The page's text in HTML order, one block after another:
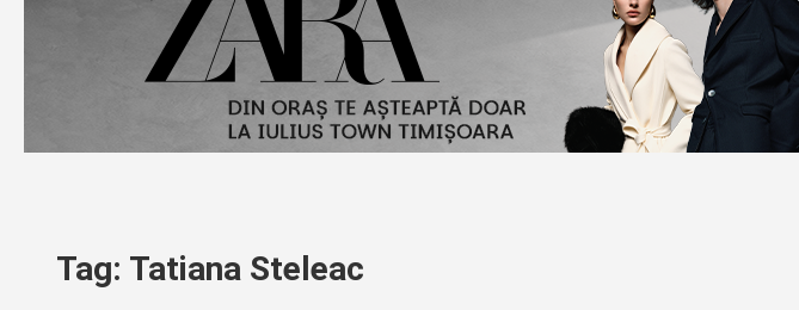
Tag: Tatiana Steleac